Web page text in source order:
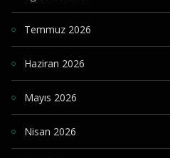
Temmuz 2026
Haziran 2026
Mayıs 2026
Nisan 2026